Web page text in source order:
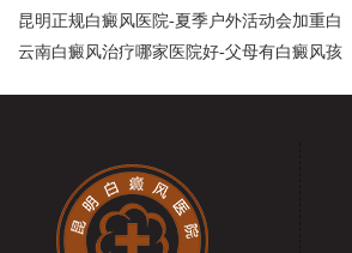
昆明正规白癜风医院-夏季户外活动会加重白
云南白癜风治疗哪家医院好-父母有白癜风孩